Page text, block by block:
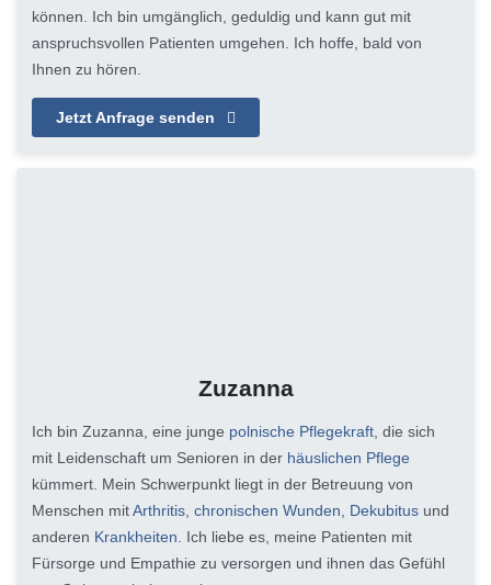
können. Ich bin umgänglich, geduldig und kann gut mit
anspruchsvollen Patienten umgehen. Ich hoffe, bald von
Ihnen zu hören.
Jetzt Anfrage senden
Zuzanna
Ich bin Zuzanna, eine junge polnische Pflegekraft, die sich
mit Leidenschaft um Senioren in der häuslichen Pflege
kümmert. Mein Schwerpunkt liegt in der Betreuung von
Menschen mitArthritis, chronischen Wunden, Dekubitus und
anderen Krankheiten. Ich liebe es, meine Patienten mit
Fürsorge und Empathie zu versorgen und ihnen das Gefühl